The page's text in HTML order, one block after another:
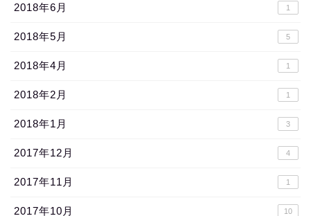
2018年6月 1
2018年5月 5
2018年4月 1
2018年2月 1
2018年1月 3
2017年12月 4
2017年11月 1
2017年10月 10